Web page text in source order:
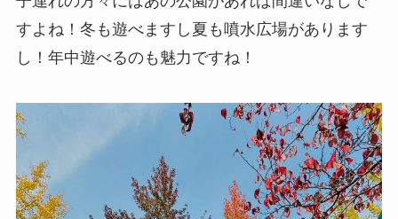
すよね！冬も遊べますし夏も噴水広場があります
し！年中遊べるのも魅力ですね！